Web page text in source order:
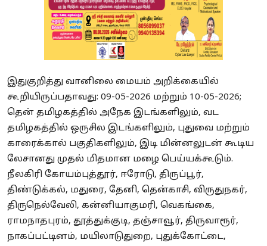
இதுகுறித்து வானிலை மையம் அறிக்கையில்
கூறியிருப்பதாவது: 09-05-2026 மற்றும் 10-05-2026;
தென் தமிழகத்தில் அநேக இடங்களிலும், வட
தமிழகத்தில் ஒருசில இடங்களிலும், புதுவை மற்றும்
காரைக்கால் பகுதிகளிலும், இடி மின்னலுடன் கூடிய
லேசானது முதல் மிதமான மழை பெய்யக்கூடும்.
நீலகிரி கோயம்புத்தூர், ஈரோடு, திருப்பூர்,
திண்டுக்கல், மதுரை, தேனி, தென்காசி, விருதுநகர்,
திருநெல்வேலி, கன்னியாகுமரி, வெகங்கை,
ராமநாதபுரம், தூத்துக்குடி, தஞ்சாவூர், திருவாரூர்,
நாகப்பட்டினம், மயிலாடுதுறை, புதுக்கோட்டை,